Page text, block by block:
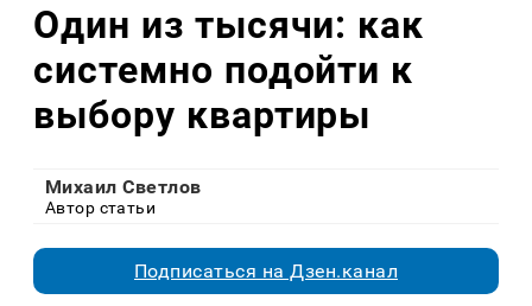
Один из тысячи: как
системно подойти к
выбору квартиры
Михаил Светлов
Автор статьи
Подписаться на Дзен.канал